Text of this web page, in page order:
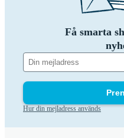
Få smarta
Hur din mejladress används